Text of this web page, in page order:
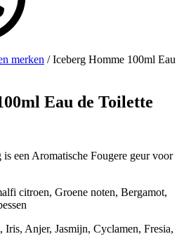
merken / Iceberg Homme 100ml Eau
Eau de Toilette
een Aromatische Fougere geur voor
citroen, Groene noten, Bergamot,
Anjer, Jasmijn, Cyclamen, Fresia,